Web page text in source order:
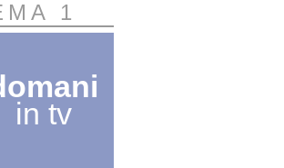
1
in tv